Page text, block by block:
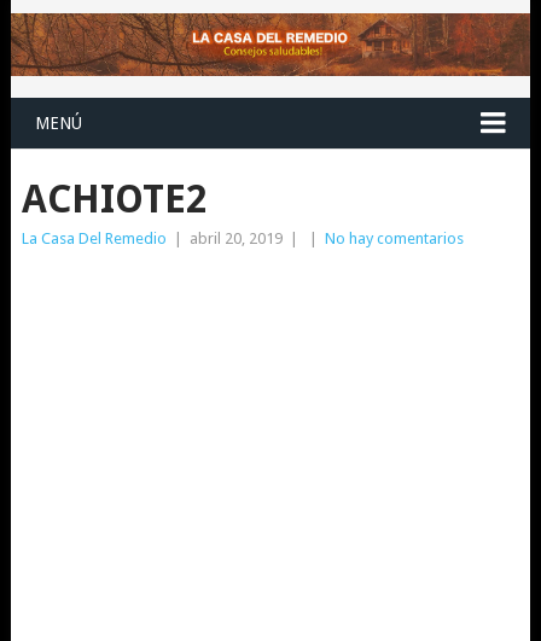
MENÚ
ACHIOTE2
La Casa Del Remedio abril 20, 2019 No hay comentarios